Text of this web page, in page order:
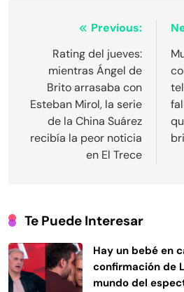
Navegación
entradas
Previous:
Rating del jueves:
mientras Ángel de
Brito arrasaba con
Esteban Mirol, la serie
de la China Suárez
recibía la peor noticia
en El Trece
Te Puede Interesar
Hay un bebé en
confirmación de
mundo del